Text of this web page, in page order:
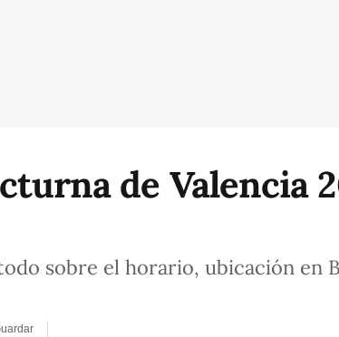
de Valencia
sobre el horario, ubicación en